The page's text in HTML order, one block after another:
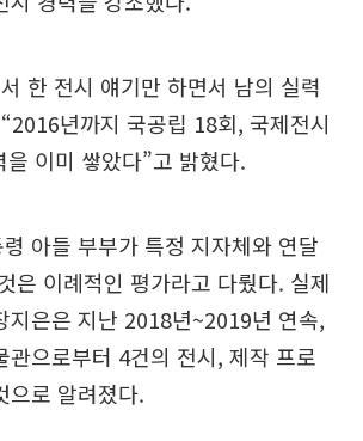
한 전시 얘기만 하면서 남의 실력
년까지 국공립 18회, 국제전시
이미 쌓았다”고 밝혔다.
아들 부부가 특정 지자체와 연달
은 이례적인 평가라고 다뤘다. 실제
지은은 지난 2018년~2019년 연속,
관으로부터 4건의 전시, 제작 프로
으로 알려졌다.